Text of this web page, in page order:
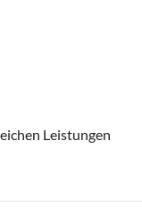
Leistungen